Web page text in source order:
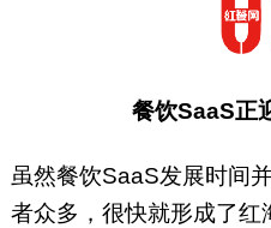
餐饮SaaS正
虽然餐饮SaaS发展时间
者众多，很快就形成了